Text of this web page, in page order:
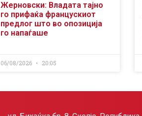
Жерновски: Владата тајно
го прифаќа францускиот
предлог што во опозиција
го напаѓаше
06/08/2026 20:05